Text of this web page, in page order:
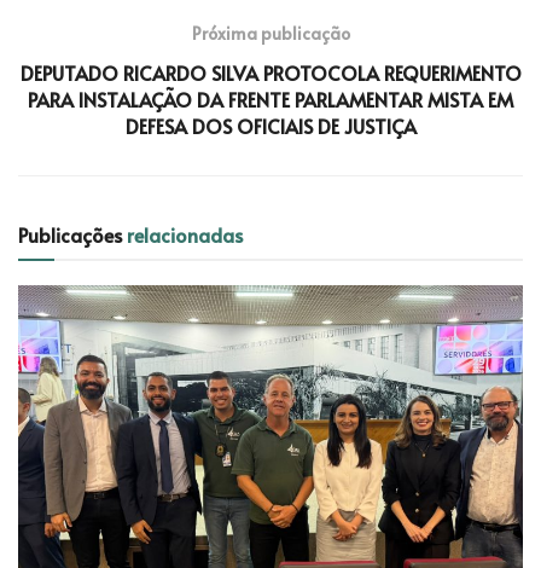
Próxima publicação
DEPUTADO RICARDO SILVA PROTOCOLA REQUERIMENTO
PARA INSTALAÇÃO DA FRENTE PARLAMENTAR MISTA EM
DEFESA DOS OFICIAIS DE JUSTIÇA
Publicaçõesrelacionadas